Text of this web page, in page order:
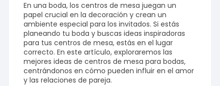
En una boda, los centros de mesa juegan un
papel crucial en la decoración y crean un
ambiente especial para los invitados. Si estás
planeando tu boda y buscas ideas inspiradoras
para tus centros de mesa, estás en el lugar
correcto. En este artículo, exploraremos las
mejores ideas de centros de mesa para bodas,
centrándonos en cómo pueden influir en el amor
y las relaciones de pareja.